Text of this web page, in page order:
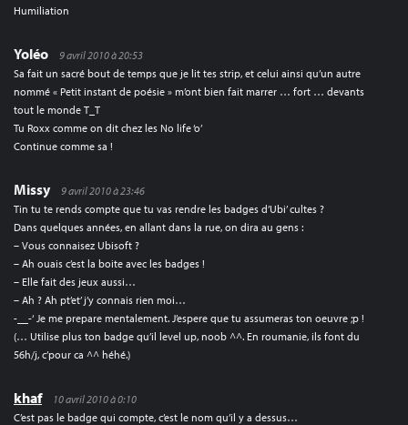
Humiliation
Yoléo
9 avril 2010 à 20:53
Sa fait un sacré bout de temps que je lit tes strip, et celui ainsi qu’un autre
nommé « Petit instant de poésie » m’ont bien fait marrer … fort … devants
tout le monde T_T
Tu Roxx comme on dit chez les No life ‘o’
Continue comme sa !
Missy
9 avril 2010 à 23:46
Tin tu te rends compte que tu vas rendre les badges d’Ubi’ cultes ?
Dans quelques années, en allant dans la rue, on dira au gens :
– Vous connaisez Ubisoft ?
– Ah ouais c’est la boite avec les badges !
– Elle fait des jeux aussi…
– Ah ? Ah pt’et’ j’y connais rien moi…
-__-‘ Je me prepare mentalement. J’espere que tu assumeras ton oeuvre ;p !
(… Utilise plus ton badge qu’il level up, noob ^^. En roumanie, ils font du
56h/j, c’pour ca ^^ héhé.)
khaf
10 avril 2010 à 0:10
C’est pas le badge qui compte, c’est le nom qu’il y a dessus…